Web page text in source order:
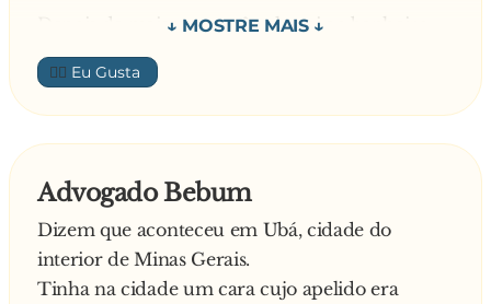
Depois de mais umas três, ele vai ao banheiro.
Nesse tempo chega um grupo de anões
pedindo para se trocar no bar para fazer o jogo
anual deles. O Zé diz:
O banheiro ta ocupado. se troquem atrás do
balcão.
De repente o bebum sai do banheiro e vê um
👍🏼
Advogado Bebum
Dizem que aconteceu em Ubá, cidade do
interior de Minas Gerais.
Tinha na cidade um cara cujo apelido era